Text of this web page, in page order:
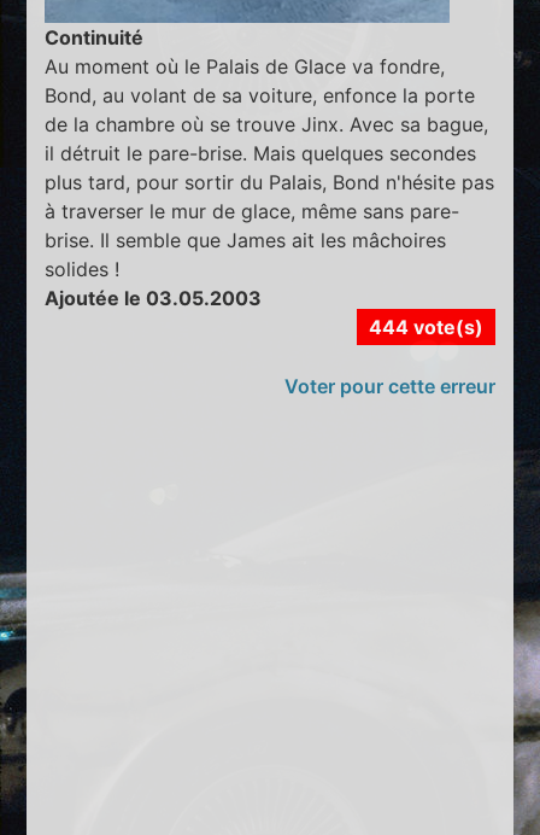
Continuité
Au moment où le Palais de Glace va fondre,
Bond, au volant de sa voiture, enfonce la porte
de la chambre où se trouve Jinx. Avec sa bague,
il détruit le pare-brise. Mais quelques secondes
plus tard, pour sortir du Palais, Bond n'hésite pas
à traverser le mur de glace, même sans pare-
brise. Il semble que James ait les mâchoires
solides !
Ajoutée le 03.05.2003
444 vote(s)
Voter pour cette erreur